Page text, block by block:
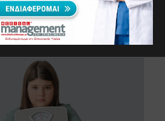
Άρθρα
Παχυσαρκία: Η
αυξάνει τον κίνδυνο